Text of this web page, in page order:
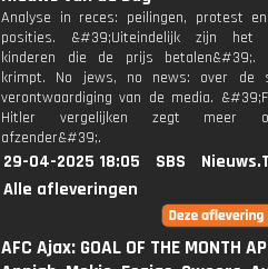
Analyse in reces: peilingen, protest
posities. &#39;Uiteindelijk zijn het
kinderen die de prijs betalen&#39;.
krimpt. No jews, no news: over de
verontwaardiging van de media.
Hitler vergelijken zegt meer
afzender&#39;.
29-04-2025 18:05 SBS
Alle afleveringen
AFC Ajax: GOAL OF THE MONTH